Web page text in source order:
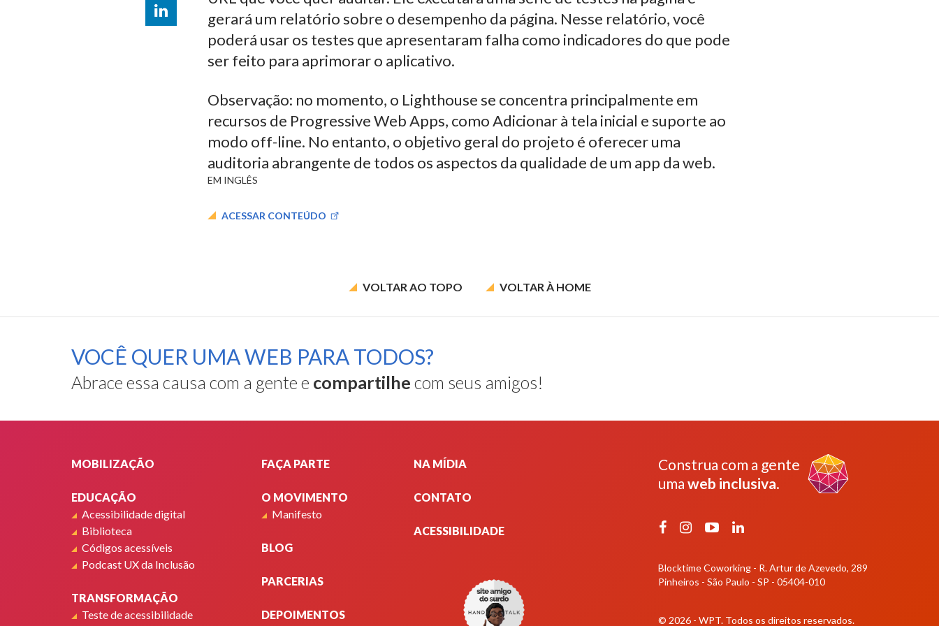
LinkedIn
compartilhar
gerará um relatório sobre o desempenho da página. Nesse relatório, você
poderá usar os testes que apresentaram falha como indicadores do que pode
ser feito para aprimorar o aplicativo.
Observação: no momento, o Lighthouse se concentra principalmente em
recursos de Progressive Web Apps, como Adicionar à tela inicial e suporte ao
modo off-line. No entanto, o objetivo geral do projeto é oferecer uma
auditoria abrangente de todos os aspectos da qualidade de um app da web.
EM INGLÊS
ACESSAR CONTEÚDO
VOLTAR AO TOPO VOLTAR À HOME
VOCÊ QUER UMA WEB PARA TODOS?
Abrace essa causa com a gente e compartilhe com seus amigos!
MOBILIZAÇÃO
EDUCAÇÃO
Acessibilidade digital
Biblioteca
Códigos acessíveis
Podcast UX da Inclusão
TRANSFORMAÇÃO
Teste de acessibilidade
FAÇA PARTE
O MOVIMENTO
Manifesto
BLOG
PARCERIAS
DEPOIMENTOS
NA MÍDIA
CONTATO
ACESSIBILIDADE
Construa com a gente
uma web inclusiva.
Facebook
Instagram
YouTubeLinkedIn
Blocktime Coworking - R. Artur de Azevedo, 289
Pinheiros - São Paulo - SP - 05404-010
© 2026 - WPT. Todos os direitos reservados.